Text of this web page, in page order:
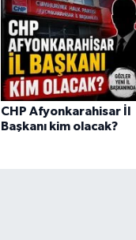
CHP Afyonkarahisar İl
Başkanı kim olacak?